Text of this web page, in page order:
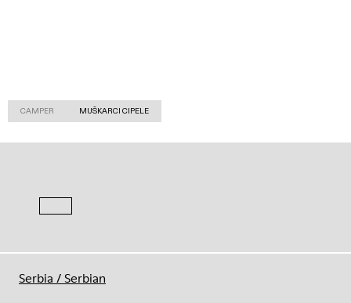
CAMPER MUŠKARCI CIPELE
Serbia /Serbian